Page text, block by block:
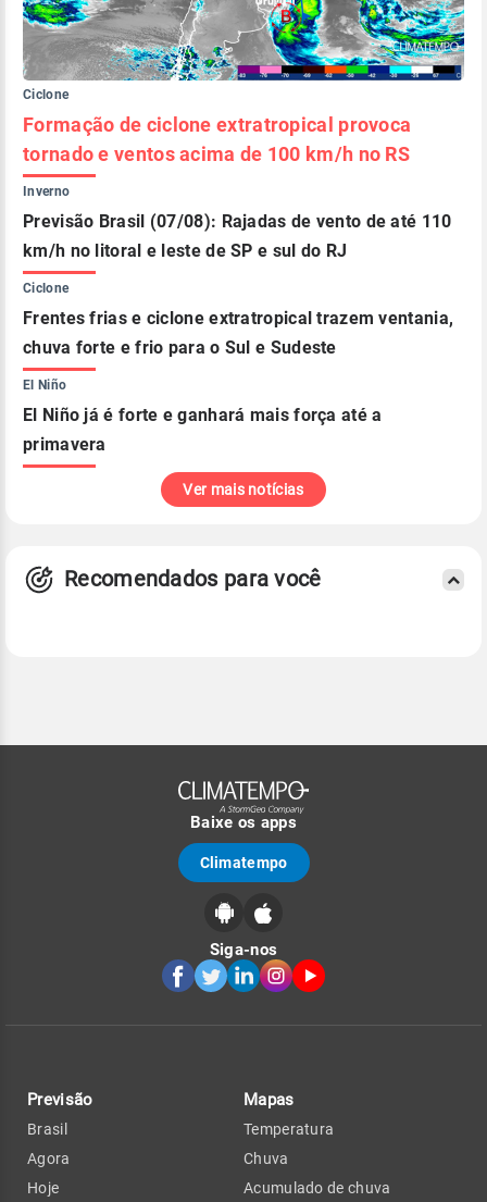
Ciclone
Formação de ciclone extratropical provoca
tornado e ventos acima de 100 km/h no RS
Inverno
Previsão Brasil (07/08): Rajadas de vento de até 110
km/h no litoral e leste de SP e sul do RJ
Ciclone
Frentes frias e ciclone extratropical trazem ventania,
chuva forte e frio para o Sul e Sudeste
El Niño
El Niño já é forte e ganhará mais força até a
primavera
Ver mais notícias
Recomendados para você
Baixe os apps
Climatempo
Siga-nos
Previsão
Brasil
Agora
Hoje
Mapas
Temperatura
Chuva
Acumulado de chuva